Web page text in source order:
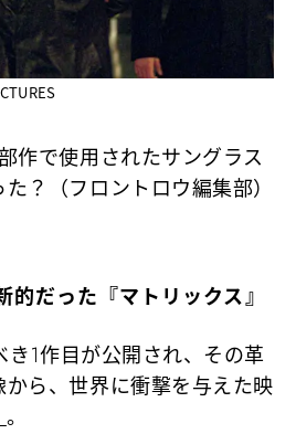
作で使用されたサングラス
？（フロントロウ編集部）
的だった『マトリックス』
1作目が公開され、その革
ら、世界に衝撃を与えた映
。